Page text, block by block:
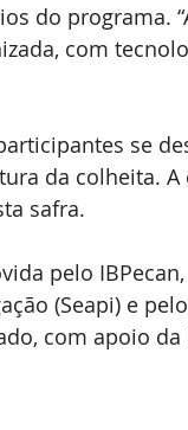
do programa.
com
se
da colheita. A
safra.
pelo
(Seapi) e
com apoio da